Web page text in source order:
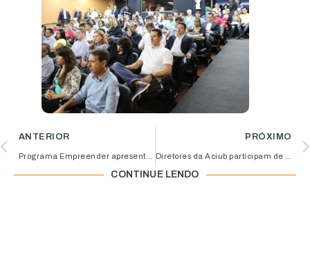
ANTERIOR PRÓXIMO
CONTINUE LENDO